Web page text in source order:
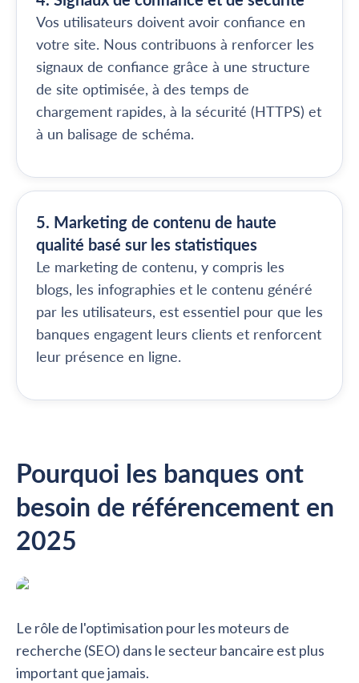
Vos utilisateurs doivent avoir confiance en
votre site. Nous contribuons à renforcer les
signaux de confiance grâce à une structure
de site optimisée, à des temps de
chargement rapides, à la sécurité (HTTPS) et
à un balisage de schéma.
5. Marketing de contenu de haute
qualité basé sur les statistiques
Le marketing de contenu, y compris les
blogs, les infographies et le contenu généré
par les utilisateurs, est essentiel pour que les
banques engagent leurs clients et renforcent
leur présence en ligne.
Pourquoi les banques ont
besoin de référencement en
2025
Le rôle de l'optimisation pour les moteurs de
recherche (SEO) dans le secteur bancaire est plus
important que jamais.